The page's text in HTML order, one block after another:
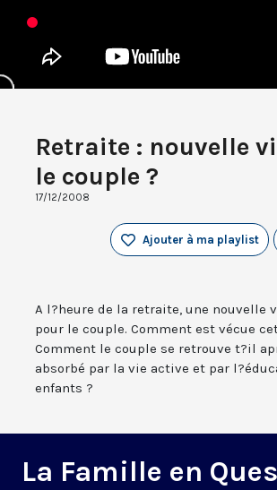
Retraite : nouvelle
le couple ?
17/12/2008
Ajouter à ma playlist
A l?heure de la retraite, une nouvelle
pour le couple. Comment est vécue
Comment le couple se retrouve t?il
absorbé par la vie active et par
enfants ?
La Famille en